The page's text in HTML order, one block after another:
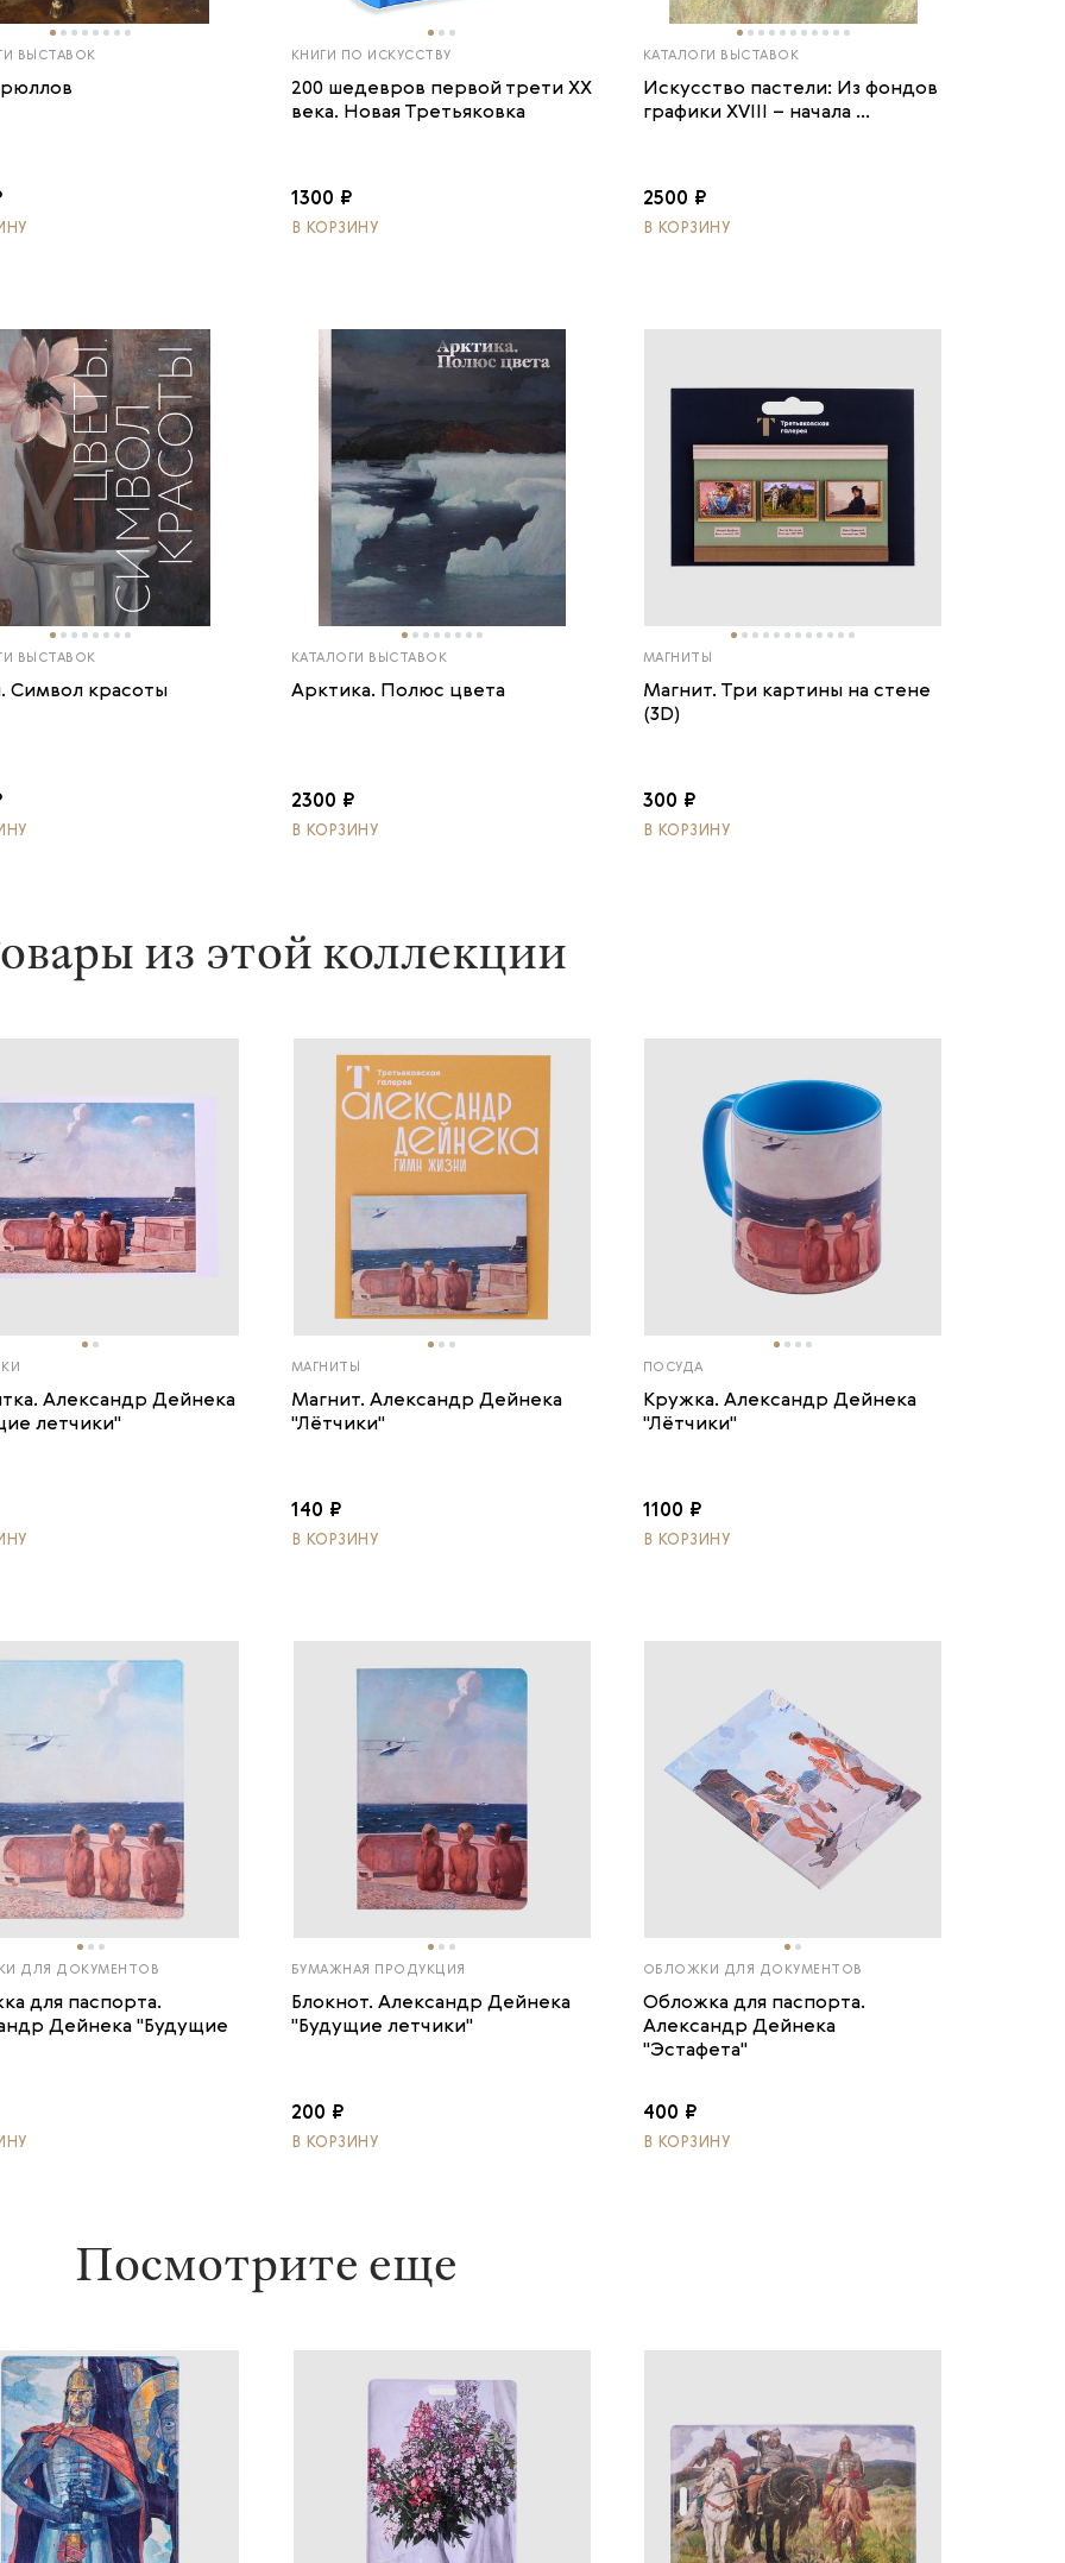
ВЫСТАВОК КНИГИ ПО ИСКУССТВУ
200 шедевров первой трети ХХ
века. Новая Третьяковка
1300 ₽
В КОРЗИНУ
КАТАЛОГИ ВЫСТАВОК
Искусство пастели: Из фондов
графики XVIII – начала ...
2500 ₽
В КОРЗИНУ
ВЫСТАВОК
Символ красоты
КАТАЛОГИ ВЫСТАВОК
Арктика. Полюс цвета
2300 ₽
В КОРЗИНУ
МАГНИТЫ
Магнит. Три картины на стене
(3D)
300 ₽
В КОРЗИНУ
из этой коллекции
Александр Дейнека
летчики"
МАГНИТЫ
Магнит. Александр Дейнека
"Лётчики"
140 ₽
В КОРЗИНУ
ПОСУДА
Кружка. Александр Дейнека
"Лётчики"
1100 ₽
В КОРЗИНУ
ДЛЯ ДОКУМЕНТОВ
для паспорта.
Дейнека "Будущие
БУМАЖНАЯ ПРОДУКЦИЯ
Блокнот. Александр Дейнека
"Будущие летчики"
200 ₽
В КОРЗИНУ
ОБЛОЖКИ ДЛЯ ДОКУМЕНТОВ
Обложка для паспорта.
Александр Дейнека
"Эстафета"
400 ₽
В КОРЗИНУ
Посмотрите еще